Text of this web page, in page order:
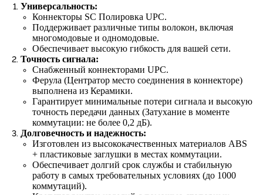
Универсальность:
Коннекторы SC Полировка UPC.
Поддерживает различные типы волокон, включая
многомодовые и одномодовые.
Обеспечивает высокую гибкость для вашей сети.
Точность сигнала:
Снабженный коннекторами UPC.
Ферула (Центратор место соединения в коннекторе)
выполнена из Керамики.
Гарантирует минимальные потери сигнала и высокую
точность передачи данных (Затухание в моменте
коммутации: не более 0,2 дБ).
Долговечность и надежность:
Изготовлен из высококачественных материалов ABS
+ пластиковые заглушки в местах коммутации.
Обеспечивает долгий срок службы и стабильную
работу в самых требовательных условиях (до 1000
коммутаций).